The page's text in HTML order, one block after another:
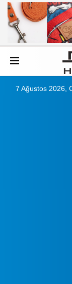
7 Ağustos 2026,